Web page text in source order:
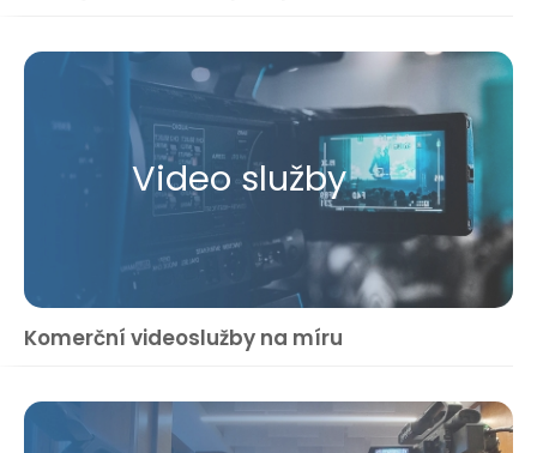
Video služby
Komerční videoslužby na míru